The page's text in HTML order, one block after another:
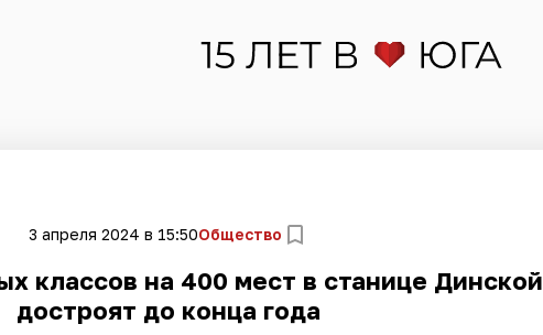
3 апреля 2024 в 15:50Общество
классов на 400 мест в станице Динской
достроят до конца года